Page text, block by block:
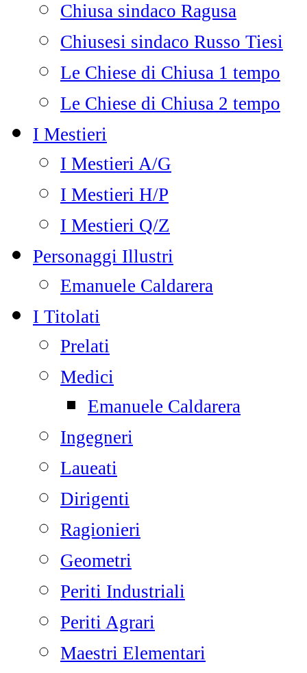
Chiusa sindaco Ragusa
Chiusesi sindaco Russo Tiesi
Le Chiese di Chiusa 1 tempo
Le Chiese di Chiusa 2 tempo
I Mestieri
I Mestieri A/G
I Mestieri H/P
I Mestieri Q/Z
Personaggi Illustri
Emanuele Caldarera
I Titolati
Prelati
Medici
Emanuele Caldarera
Ingegneri
Laueati
Dirigenti
Ragionieri
Geometri
Periti Industriali
Periti Agrari
Maestri Elementari